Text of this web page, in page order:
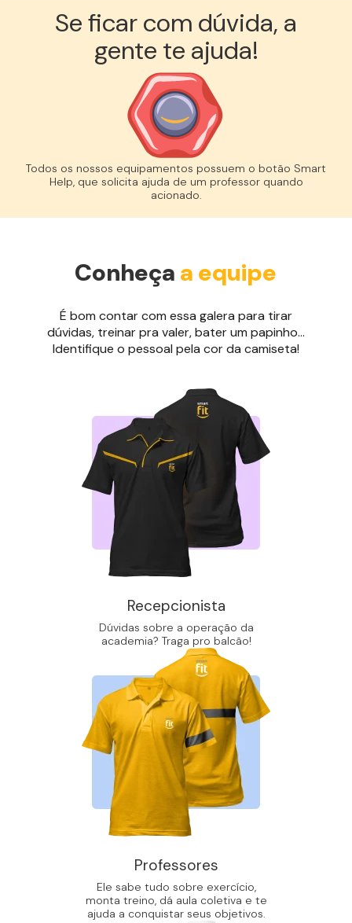
Se ficar com dúvida, a
gente te ajuda!︎
Todos os nossos equipamentos possuem o botão Smart
Help, que solicita ajuda de um professor quando
acionado.
Conheça a equipe
É bom contar com essa galera para tirar
dúvidas, treinar pra valer, bater um papinho...
Identifique o pessoal pela cor da camiseta!
Recepcionista
Dúvidas sobre a operação da
academia? Traga pro balcão!
Professores
Ele sabe tudo sobre exercício,
monta treino, dá aula coletiva e te
ajuda a conquistar seus objetivos.